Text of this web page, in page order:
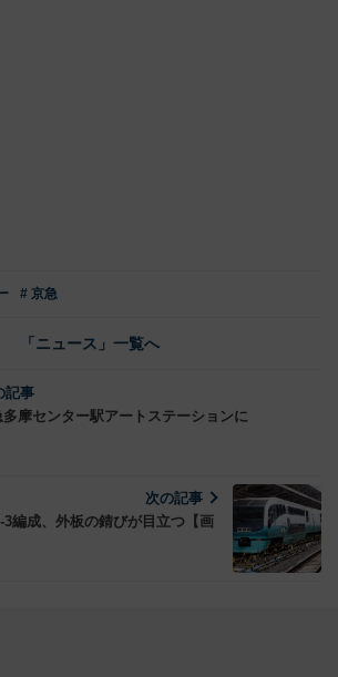
# 京急
「ニュース」一覧へ
記事
摩センター駅アートステーションに
次の記事
3編成、外板の錆びが目立つ【画